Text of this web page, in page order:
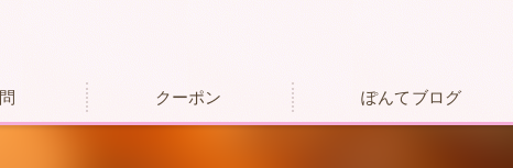
クーポン ぽんてブログ